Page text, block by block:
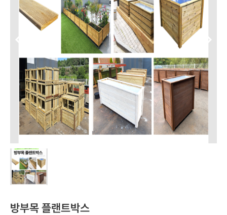
방부목 플랜트박스